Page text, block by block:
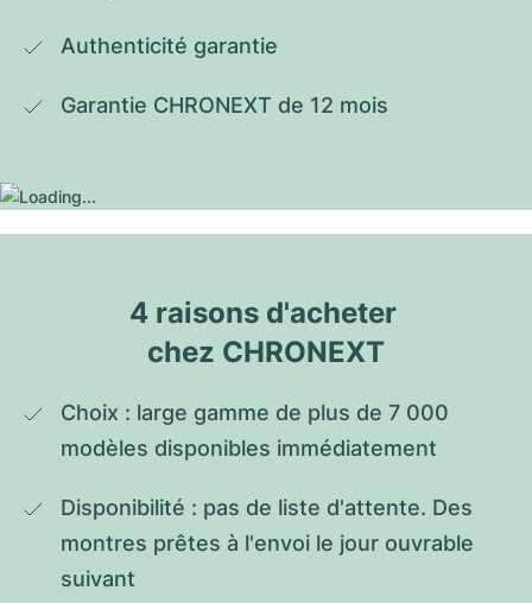
Authenticité garantie
Garantie CHRONEXT de 12 mois
4 raisons d'acheter
chez CHRONEXT
Choix : large gamme de plus de 7 000
modèles disponibles immédiatement
Disponibilité : pas de liste d'attente. Des
montres prêtes à l'envoi le jour ouvrable
suivant